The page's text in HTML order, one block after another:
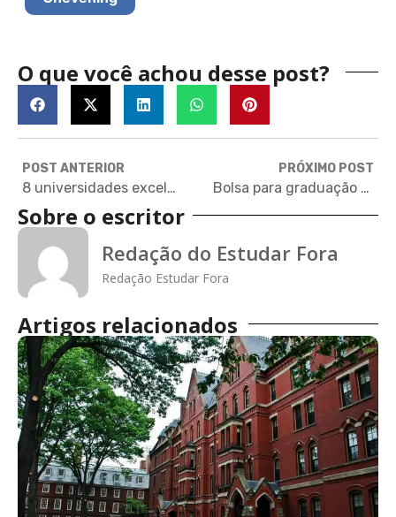
O que você achou desse post?
POST ANTERIOR
8 universidades excelentes que poucos brasileiros conhecem
PRÓXIMO POST
Bolsa para graduação nos Estados Unidos, em Washington D.C.
Sobre o escritor
Redação do Estudar Fora
Redação Estudar Fora
Artigos relacionados